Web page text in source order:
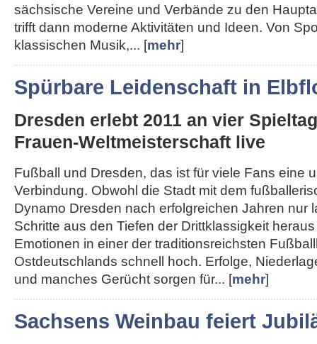
sächsische Vereine und Verbände zu den
trifft dann moderne Aktivitäten und Ideen. Von
klassischen Musik,... [mehr]
Spürbare Leidenschaft in
Dresden erlebt 2011 an vier
Frauen-Weltmeisterschaft live
Fußball und Dresden, das ist für viele Fans eine
Verbindung. Obwohl die Stadt mit dem
Dynamo Dresden nach erfolgreichen Jahren nur
Schritte aus den Tiefen der Drittklassigkeit
Emotionen in einer der traditionsreichsten
Ostdeutschlands schnell hoch. Erfolge,
und manches Gerücht sorgen für... [mehr]
Sachsens Weinbau feiert